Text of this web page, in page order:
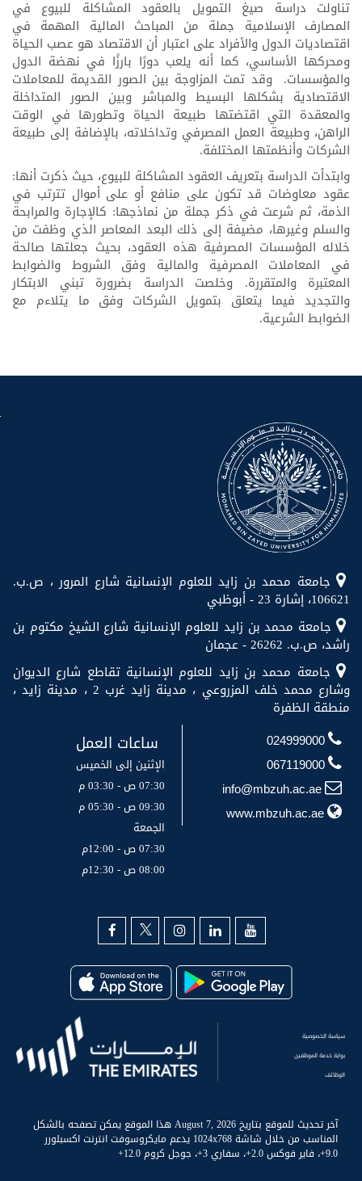
تناولت دراسة صيغ التمويل بالعقود المشاكلة للبيوع في
المصارف الإسلامية جملة من المباحث المالية المهمة في
اقتصاديات الدول والأفراد على اعتبار أن الاقتصاد هو عصب الحياة
ومحركها الأساسي، كما أنه يلعب دورًا بارزًا في نهضة الدول
والمؤسسات. وقد تمت المزاوجة بين الصور القديمة للمعاملات
الاقتصادية بشكلها البسيط والمباشر وبين الصور المتداخلة
والمعقدة التي اقتضتها طبيعة الحياة وتطورها في الوقت
الراهن، وطبيعة العمل المصرفي وتداخلاته، بالإضافة إلى طبيعة
الشركات وأنظمتها المختلفة.
وابتدأت الدراسة بتعريف العقود المشاكلة للبيوع، حيث ذكرت أنها:
عقود معاوضات قد تكون على منافع أو على أموال تترتب في
الذمة، ثم شرعت في ذكر جملة من نماذجها: كالإجارة والمرابحة
والسلم وغيرها، مضيفة إلى ذلك البعد المعاصر الذي وظفت من
خلاله المؤسسات المصرفية هذه العقود، بحيث جعلتها صالحة
في المعاملات المصرفية والمالية وفق الشروط والضوابط
المعتبرة والمتقررة. وخلصت الدراسة بضرورة تبني الابتكار
والتجديد فيما يتعلق بتمويل الشركات وفق ما يتلاءم مع
الضوابط الشرعية.
جامعة محمد بن زايد للعلوم الإنسانية شارع المرور ، ص.ب.
106621، إشارة 23 - أبوظبي
جامعة محمد بن زايد للعلوم الإنسانية شارع الشيخ مكتوم بن
راشد، ص.ب. 26262 - عجمان
جامعة محمد بن زايد للعلوم الإنسانية تقاطع شارع الديوان
وشارع محمد خلف المزروعي ، مدينة زايد غرب 2 ، مدينة زايد ،
منطقة الظفرة
024999000
067119000
info@mbzuh.ac.ae
www.mbzuh.ac.ae
ساعات العمل
الإثنين إلى الخميس
07:30 ص - 03:30 م
09:30 ص - 05:30 م
الجمعة
07:30 ص - 12:00م
08:00 ص - 12:30م
سياسة الخصوصية
بوابة خدمة الموظفين
الوظائف
آخر تحديث للموقع بتاريخ August 7, 2026 هذا الموقع يمكن تصفحه بالشكل
المناسب من خلال شاشة 1024x768 يدعم مايكروسوفت انترنت اكسبلورر
9.0+، فاير فوكس 2.0+، سفاري 3+، جوجل كروم 12.0+